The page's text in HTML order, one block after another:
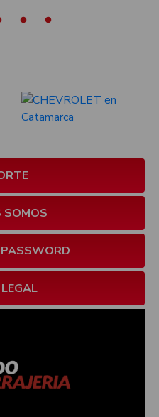
SOMOS
PASSWORD